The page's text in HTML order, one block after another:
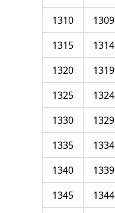
1309
1310
1314
1315
1319
1320
1324
1325
1329
1330
1334
1335
1339
1340
1344
1345